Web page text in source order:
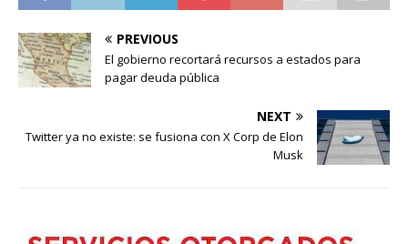
PREVIOUS
El gobierno recortará recursos a estados para
pagar deuda pública
NEXT
Twitter ya no existe: se fusiona con X Corp de Elon
Musk